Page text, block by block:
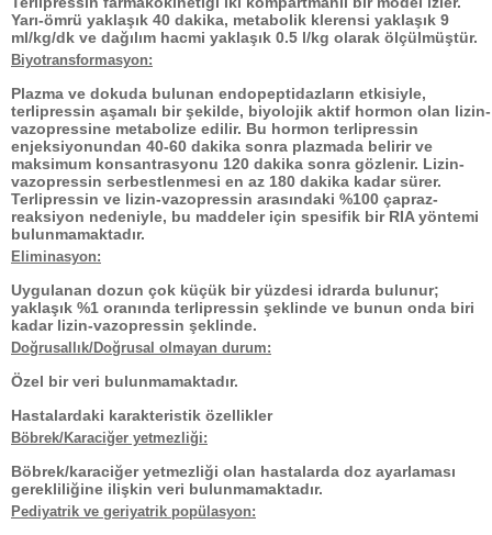
Yarı-ömrü yaklaşık 40 dakika, metabolik klerensi yaklaşık 9
ml/kg/dk ve dağılım hacmi yaklaşık 0.5 l/kg olarak ölçülmüştür.
Biyotransformasyon:
Plazma ve dokuda bulunan endopeptidazların etkisiyle,
terlipressin aşamalı bir şekilde, biyolojik aktif hormon olan lizin-
vazopressine metabolize edilir. Bu hormon terlipressin
enjeksiyonundan 40-60 dakika sonra plazmada belirir ve
maksimum konsantrasyonu 120 dakika sonra gözlenir. Lizin-
vazopressin serbestlenmesi en az 180 dakika kadar sürer.
Terlipressin ve lizin-vazopressin arasındaki %100 çapraz-
reaksiyon nedeniyle, bu maddeler için spesifik bir RIA yöntemi
bulunmamaktadır.
Eliminasyon:
Uygulanan dozun çok küçük bir yüzdesi idrarda bulunur;
yaklaşık %1 oranında terlipressin şeklinde ve bunun onda biri
kadar lizin-vazopressin şeklinde.
Doğrusallık/Doğrusal olmayan durum:
Özel bir veri bulunmamaktadır.
Hastalardaki karakteristik özellikler
Böbrek/Karaciğer yetmezliği:
Böbrek/karaciğer yetmezliği olan hastalarda doz ayarlaması
gerekliliğine ilişkin veri bulunmamaktadır.
Pediyatrik ve geriyatrik popülasyon: